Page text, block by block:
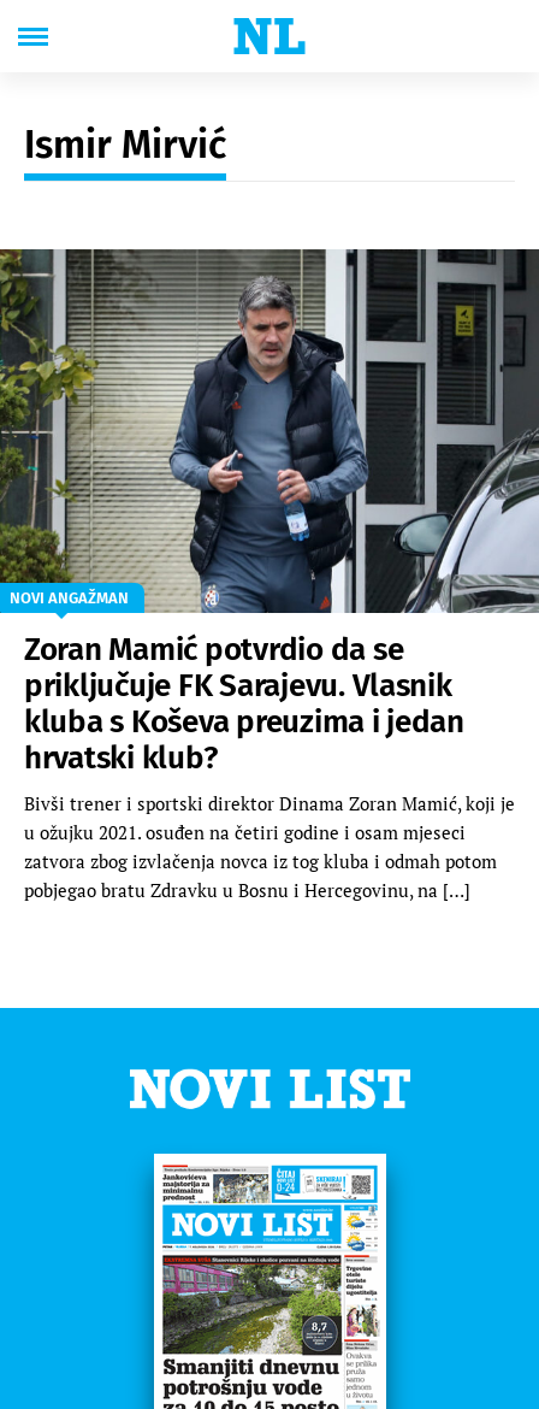
Ismir Mirvić
NOVI ANGAŽMAN
Zoran Mamić potvrdio da se
priključuje FK Sarajevu. Vlasnik
kluba s Koševa preuzima i jedan
hrvatski klub?
Bivši trener i sportski direktor Dinama Zoran Mamić, koji je
u ožujku 2021. osuđen na četiri godine i osam mjeseci
zatvora zbog izvlačenja novca iz tog kluba i odmah potom
pobjegao bratu Zdravku u Bosnu i Hercegovinu, na […]